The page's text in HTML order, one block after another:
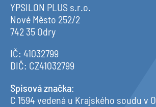
YPSILON PLUS s.r.o.
Nové Město 252/2
742 35 Odry
IČ: 41032799
DIČ: CZ41032799
Spisová značka:
C 1594 vedená u Krajského soudu v